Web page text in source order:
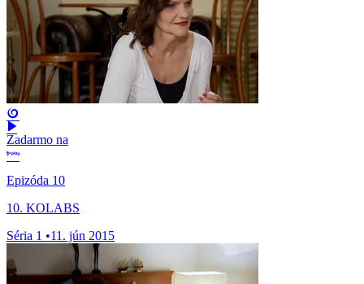
Zadarmo na
Epizóda 10
10. KOLABS
Séria 1 •11. jún 2015